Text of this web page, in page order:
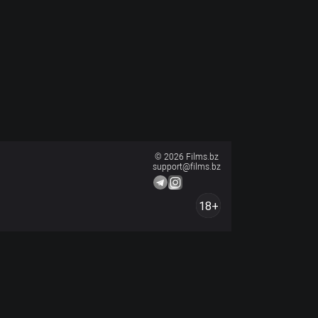
© 2026 Films.bz
support@films.bz
18+